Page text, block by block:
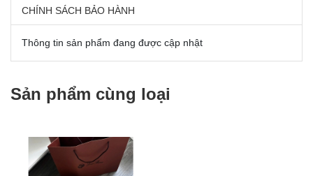
CHÍNH SÁCH BẢO HÀNH
Thông tin sản phẩm đang được cập nhật
Sản phẩm cùng loại